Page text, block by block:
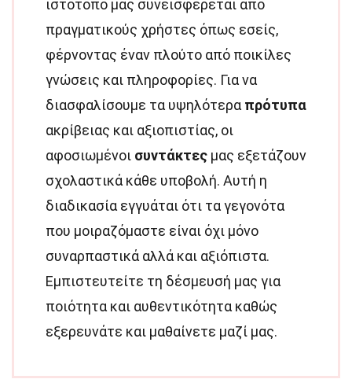
ιστότοπό μας συνεισφέρεται από
πραγματικούς χρήστες όπως εσείς,
φέρνοντας έναν πλούτο από ποικίλες
γνώσεις και πληροφορίες. Για να
διασφαλίσουμε τα υψηλότερα πρότυπα
ακρίβειας και αξιοπιστίας, οι
αφοσιωμένοι συντάκτες μας εξετάζουν
σχολαστικά κάθε υποβολή. Αυτή η
διαδικασία εγγυάται ότι τα γεγονότα
που μοιραζόμαστε είναι όχι μόνο
συναρπαστικά αλλά και αξιόπιστα.
Εμπιστευτείτε τη δέσμευσή μας για
ποιότητα και αυθεντικότητα καθώς
εξερευνάτε και μαθαίνετε μαζί μας.